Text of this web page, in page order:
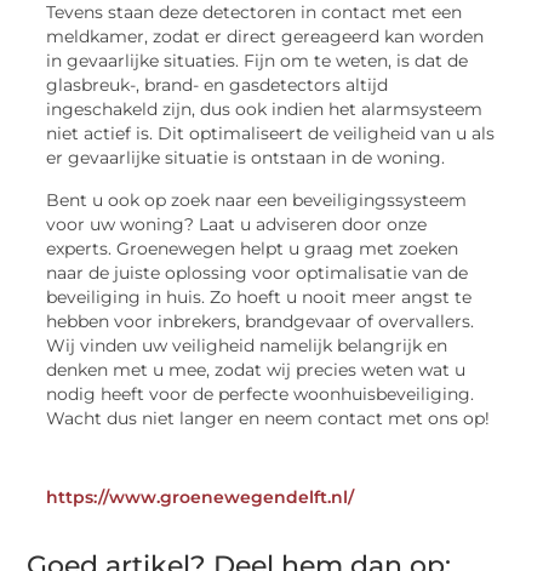
Tevens staan deze detectoren in contact met een
meldkamer, zodat er direct gereageerd kan worden
in gevaarlijke situaties. Fijn om te weten, is dat de
glasbreuk-, brand- en gasdetectors altijd
ingeschakeld zijn, dus ook indien het alarmsysteem
niet actief is. Dit optimaliseert de veiligheid van u als
er gevaarlijke situatie is ontstaan in de woning.
Bent u ook op zoek naar een beveiligingssysteem
voor uw woning? Laat u adviseren door onze
experts. Groenewegen helpt u graag met zoeken
naar de juiste oplossing voor optimalisatie van de
beveiliging in huis. Zo hoeft u nooit meer angst te
hebben voor inbrekers, brandgevaar of overvallers.
Wij vinden uw veiligheid namelijk belangrijk en
denken met u mee, zodat wij precies weten wat u
nodig heeft voor de perfecte woonhuisbeveiliging.
Wacht dus niet langer en neem contact met ons op!
https://www.groenewegendelft.nl/